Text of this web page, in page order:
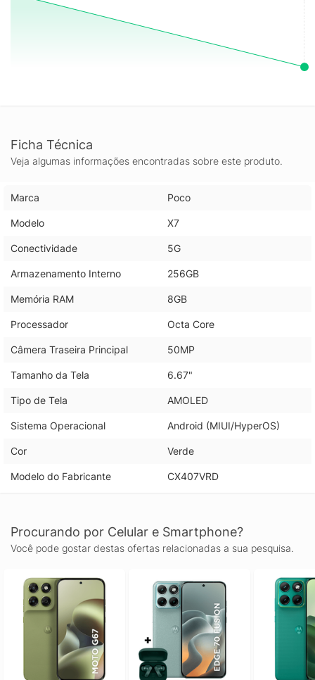
competente para capturar momentos com qualidade.
Ficha Técnica
Veja algumas informações encontradas sobre este produto.
Marca Poco
Modelo X7
Conectividade 5G
Armazenamento Interno 256GB
Memória RAM 8GB
Processador Octa Core
Câmera Traseira Principal 50MP
Tamanho da Tela 6.67"
Tipo de Tela AMOLED
Sistema Operacional Android (MIUI/HyperOS)
Cor Verde
Modelo do Fabricante CX407VRD
Procurando por Celular e Smartphone?
Você pode gostar destas ofertas relacionadas a sua pesquisa.